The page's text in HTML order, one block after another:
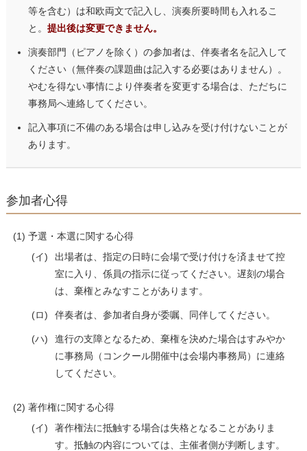
等を含む）は和欧両文で記入し、演奏所要時間も入れるこ
と。 提出後は変更できません。
演奏部門（ピアノを除く）の参加者は、伴奏者名を記入して
ください（無伴奏の課題曲は記入する必要はありません）。
やむを得ない事情により伴奏者を変更する場合は、ただちに
事務局へ連絡してください。
記入事項に不備のある場合は申し込みを受け付けないことが
あります。
参加者心得
予選・本選に関する心得
(イ)
出場者は、指定の日時に会場で受け付けを済ませて控
室に入り、係員の指示に従ってください。遅刻の場合
は、棄権とみなすことがあります。
(ロ) 伴奏者は、参加者自身が委嘱、同伴してください。
(ハ)
進行の支障となるため、棄権を決めた場合はすみやか
に事務局（コンクール開催中は会場内事務局）に連絡
してください。
著作権に関する心得
(イ)
著作権法に抵触する場合は失格となることがありま
す。抵触の内容については、主催者側が判断します。